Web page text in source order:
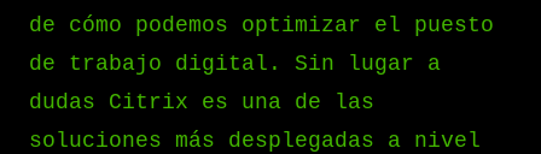
de cómo podemos optimizar el puesto
de trabajo digital. Sin lugar a
dudas Citrix es una de las
soluciones más desplegadas a nivel